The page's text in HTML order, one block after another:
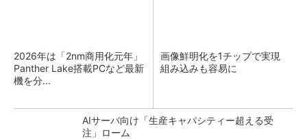
2026年は「2nm商用化元年」
Panther Lake搭載PCなど最新
機を分...
画像鮮明化を1チップで実現
組み込みも容易に
AIサーバ向け「生産キャパシティー超える受
注」ローム